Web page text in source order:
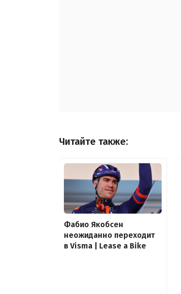
Читайте также:
Фабио Якобсен
неожиданно переходит
в Visma | Lease a Bike